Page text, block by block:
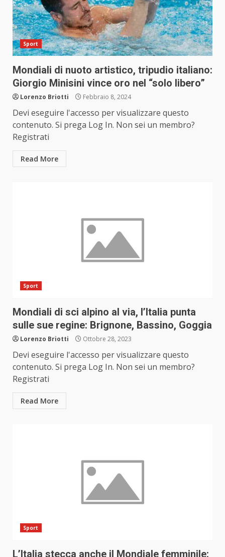
Sport
Mondiali di nuoto artistico, tripudio italiano:
Giorgio Minisini vince oro nel “solo libero”
Lorenzo Briotti Febbraio 8, 2024
Devi eseguire l'accesso per visualizzare questo
contenuto. Si prega Log In. Non sei un membro?
Registrati
Read More
Sport
Mondiali di sci alpino al via, l’Italia punta
sulle sue regine: Brignone, Bassino, Goggia
Lorenzo Briotti Ottobre 28, 2023
Devi eseguire l'accesso per visualizzare questo
contenuto. Si prega Log In. Non sei un membro?
Registrati
Read More
Sport
L’Italia stecca anche il Mondiale femminile: